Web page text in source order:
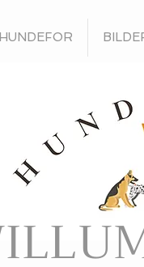
HUNDEFOR